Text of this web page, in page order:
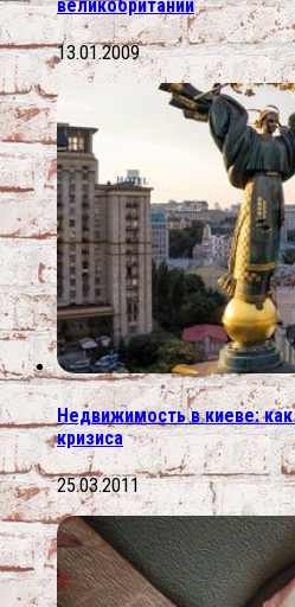
великобритании
13.01.2009
Недвижимость в киеве:
кризиса
25.03.2011